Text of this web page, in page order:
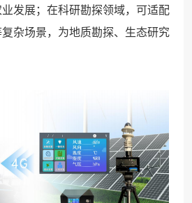
发展；在科研勘探领域，可适配
杂场景，为地质勘探、生态研究